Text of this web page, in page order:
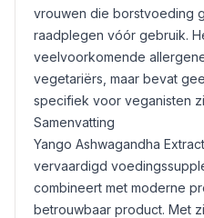
vrouwen die borstvoeding
raadplegen vóór gebruik.
veelvoorkomende
vegetariërs, maar bevat
specifiek voor veganisten
Samenvatting
Yango Ashwagandha
vervaardigd
combineert met moderne
betrouwbaar product. Met